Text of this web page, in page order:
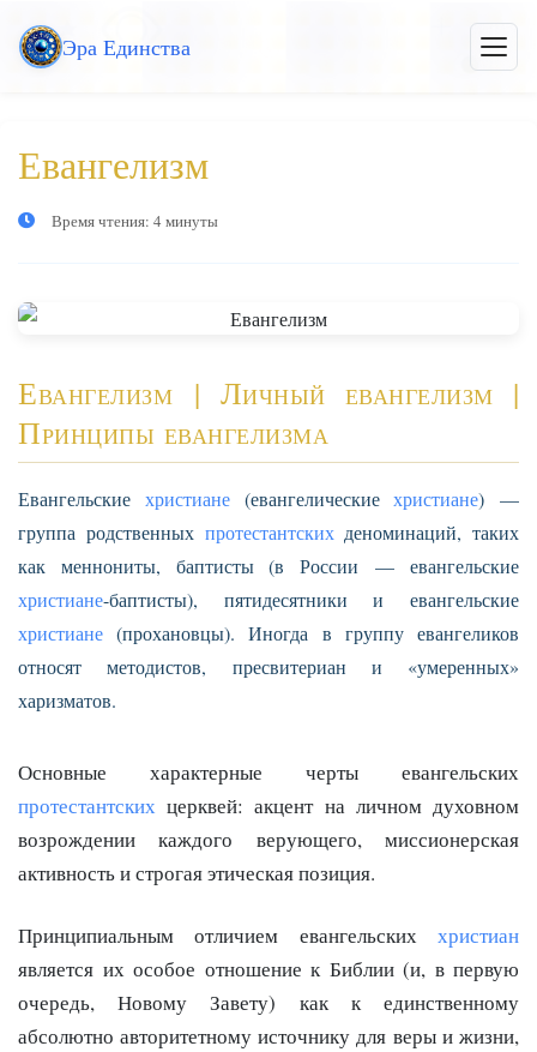
Эра Единства
меню
Евангелизм
Время чтения: 4 минуты
Евангелизм | Личный евангелизм |
Принципы евангелизма
Евангельские христиане(евангелическиехристиане) —
группа родственных протестантскихденоминаций, таких
как меннониты, баптисты (в России — евангельские
христиане-баптисты), пятидесятники и евангельские
христиане (прохановцы). Иногда в группу евангеликов
относят методистов, пресвитериан и «умеренных»
харизматов.
Основные характерные черты евангельских
протестантских церквей: акцент на личном духовном
возрождении каждого верующего, миссионерская
активность и строгая этическая позиция.
Принципиальным отличием евангельских христиан
является их особое отношение к Библии (и, в первую
очередь, Новому Завету) как к единственному
абсолютно авторитетному источнику для веры и жизни,